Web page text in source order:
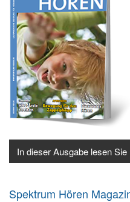
In dieser Ausgabe lesen Sie
Spektrum Hören